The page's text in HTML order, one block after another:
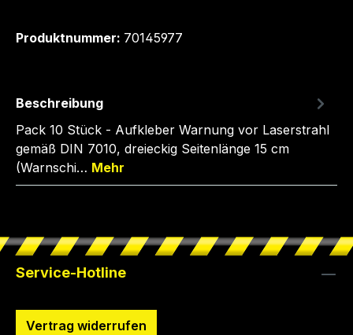
Produktnummer: 70145977
Beschreibung
Pack 10 Stück - Aufkleber Warnung vor Laserstrahl
gemäß DIN 7010, dreieckig Seitenlänge 15 cm
(Warnschi… Mehr
Service-Hotline
Vertrag widerrufen